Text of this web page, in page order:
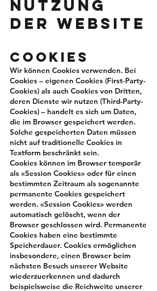
NUTZUNG
DER WEBSITE
COOKIES
Wir können Cookies verwenden. Bei
Cookies – eigenen Cookies (First-Party-
Cookies) als auch Cookies von Dritten,
deren Dienste wir nutzen (Third-Party-
Cookies) – handelt es sich um Daten,
die im Browser gespeichert werden.
Solche gespeicherten Daten müssen
nicht auf traditionelle Cookies in
Textform beschränkt sein.
Cookies können im Browser temporär
als «Session Cookies» oder für einen
bestimmten Zeitraum als sogenannte
permanente Cookies gespeichert
werden. «Session Cookies» werden
automatisch gelöscht, wenn der
Browser geschlossen wird. Permanente
Cookies haben eine bestimmte
Speicherdauer. Cookies ermöglichen
insbesondere, einen Browser beim
nächsten Besuch unserer Website
wiederzuerkennen und dadurch
beispielsweise die Reichweite unserer